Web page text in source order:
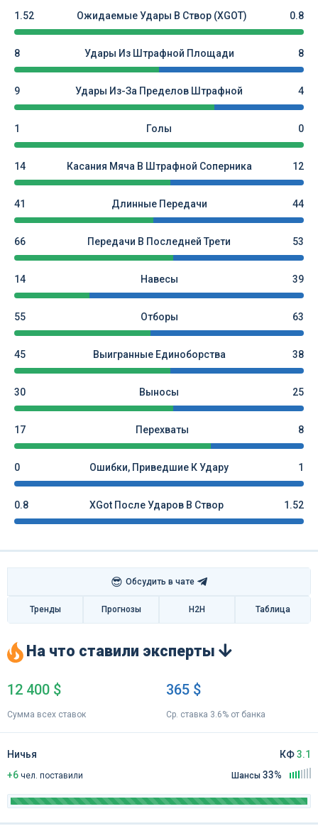
1.52 Ожидаемые Удары В Створ (xGOT) 0.8
8 Удары Из Штрафной Площади 8
9 Удары Из-За Пределов Штрафной 4
1 Голы 0
14 Касания Мяча В Штрафной Соперника 12
41 Длинные Передачи 44
66 Передачи В Последней Трети 53
14 Навесы 39
55 Отборы 63
45 Выигранные Единоборства 38
30 Выносы 25
17 Перехваты 8
0 Ошибки, Приведшие К Удару 1
0.8 XGot После Ударов В Створ 1.52
😎 Обсудить в чате
Тренды Прогнозы H2H Таблица
На что ставили эксперты
12 400 $
Сумма всех ставок
365 $
Ср. ставка 3.6% от банка
Ничья
+6 чел. поставили
КФ3.1
Шансы 33%